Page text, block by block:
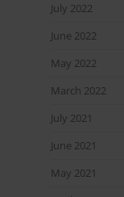
July 2022
June 2022
May 2022
March 2022
July 2021
June 2021
May 2021